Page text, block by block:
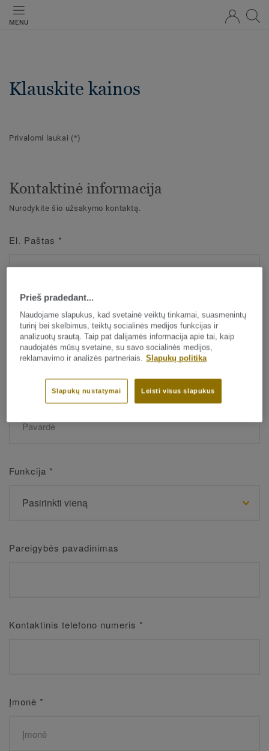
MENU
Klauskite kainos
Privalomi laukai (*)
Kontaktinė informacija
Nurodykite šio užsakymo kontaktą.
El. Paštas *
Vardas*
*
Funkcija *
Pareigybės pavadinimas
Kontaktinis telefono numeris *
Įmonė *
Prieš pradedant...
Naudojame slapukus, kad svetainė veiktų tinkamai, suasmenintų
turinį bei skelbimus, teiktų socialinės medijos funkcijas ir
analizuotų srautą. Taip pat dalijamės informacija apie tai, kaip
naudojatės mūsų svetaine, su savo socialinės medijos,
reklamavimo ir analizės partneriais. Slapukų politika
Leisti visus slapukus
Slapukų nustatymai